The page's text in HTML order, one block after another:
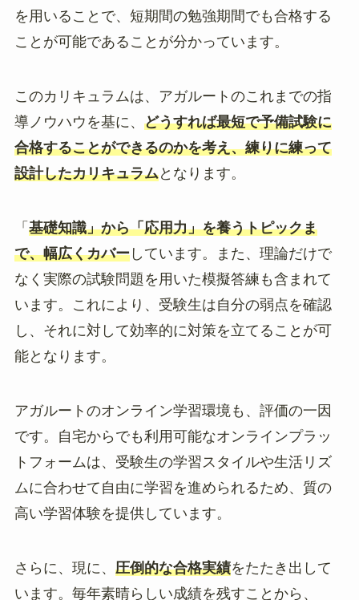
を用いることで、短期間の勉強期間でも合格する
ことが可能であることが分かっています。
このカリキュラムは、アガルートのこれまでの指
導ノウハウを基に、 どうすれば最短で予備試験に
合格することができるのかを考え、練りに練って
設計したカリキュラムとなります。
「 基礎知識」から「応用力」を養うトピックま
で、幅広くカバーしています。また、理論だけで
なく実際の試験問題を用いた模擬答練も含まれて
います。これにより、受験生は自分の弱点を確認
し、それに対して効率的に対策を立てることが可
能となります。
アガルートのオンライン学習環境も、評価の一因
です。自宅からでも利用可能なオンラインプラッ
トフォームは、受験生の学習スタイルや生活リズ
ムに合わせて自由に学習を進められるため、質の
高い学習体験を提供しています。
さらに、現に、 圧倒的な合格実績をたたき出して
います。毎年素晴らしい成績を残すことから、